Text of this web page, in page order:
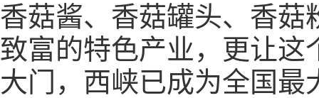
香菇酱、香菇罐头、香菇
致富的特色产业，更让这
大门，西峡已成为全国